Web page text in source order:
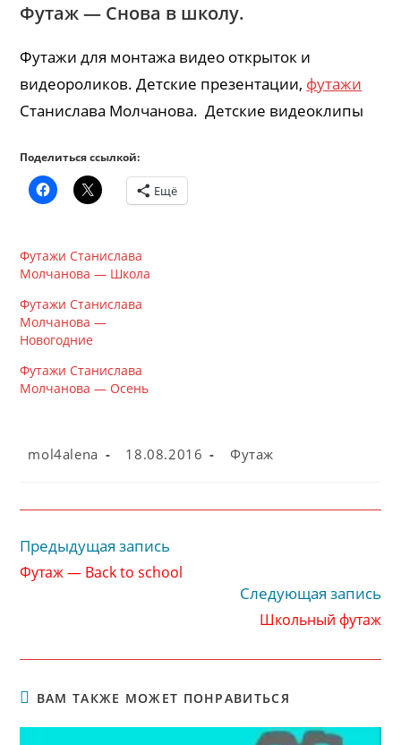
Футаж — Снова в школу.
Футажи для монтажа видео открыток и
видеороликов. Детские презентации, футажи
Станислава Молчанова. Детские видеоклипы
Поделиться ссылкой:
Ещё
Футажи Станислава
Молчанова — Школа
Футажи Станислава
Молчанова —
Новогодние
Футажи Станислава
Молчанова — Осень
Автор
mol4alena
Запись
18.08.2016
Рубрика
записи:
Футаж
Читать
статьи
Предыдущая запись
Футаж — Back to school
Следующая запись
Школьный футаж
ВАМ ТАКЖЕ МОЖЕТ ПОНРАВИТЬСЯ